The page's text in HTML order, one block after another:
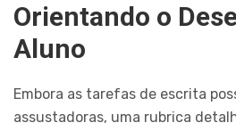
Orientando o
Aluno
Embora as tarefas de escrita
assustadoras, uma rubrica